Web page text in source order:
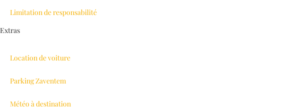
Limitation de responsabilité
Extras
Location de voiture
Parking Zaventem
Météo à destination